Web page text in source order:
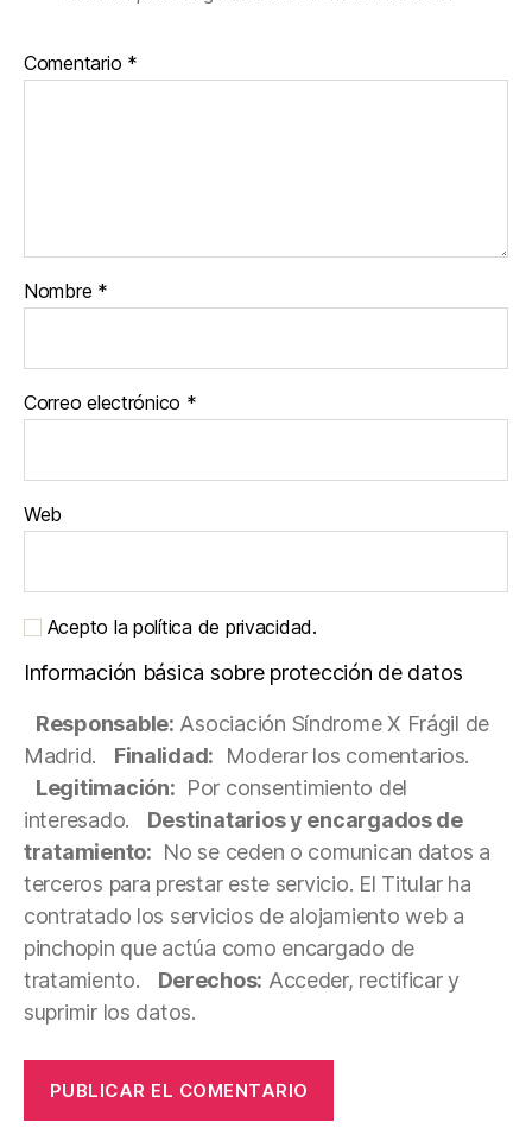
Comentario *
Nombre *
Correo electrónico *
Web
Acepto la política de privacidad.
Información básica sobre protección de datos
Responsable: Asociación Síndrome X Frágil de
Madrid.
Finalidad: Moderar los comentarios.
Legitimación: Por consentimiento del
interesado.
Destinatarios y encargados de
tratamiento: No se ceden o comunican datos a
terceros para prestar este servicio. El Titular ha
contratado los servicios de alojamiento web a
pinchopin que actúa como encargado de
tratamiento.
Derechos: Acceder, rectificar y
suprimir los datos.